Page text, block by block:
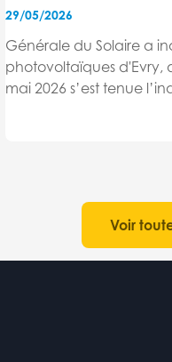
29/05/2026
Générale du Solaire a
photovoltaïques d'Evry,
mai 2026 s’est tenue
Voir